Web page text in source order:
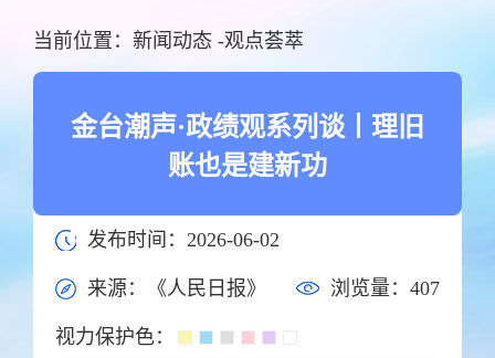
当前位置： 新闻动态 -观点荟萃
金台潮声·政绩观系列谈丨理旧
账也是建新功
发布时间：2026-06-02
来源：《人民日报》 浏览量： 407
视力保护色：